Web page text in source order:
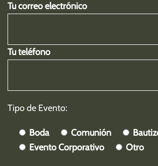
Tu correo electrónico
Tu teléfono
Tipo de Evento:
Boda Comunión
Evento Corporativo
Otro